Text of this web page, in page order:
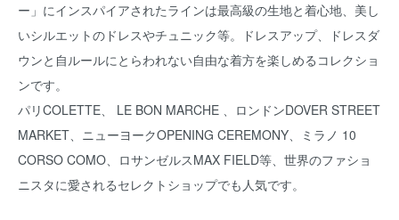
ー」にインスパイアされたラインは最高級の生地と着心地、美し
いシルエットのドレスやチュニック等。ドレスアップ、ドレスダ
ウンと自ルールにとらわれない自由な着方を楽しめるコレクショ
ンです。
パリCOLETTE、 LE BON MARCHE 、ロンドンDOVER STREET
MARKET、ニューヨークOPENING CEREMONY、ミラノ 10
CORSO COMO、ロサンゼルスMAX FIELD等、世界のファショ
ニスタに愛されるセレクトショップでも人気です。